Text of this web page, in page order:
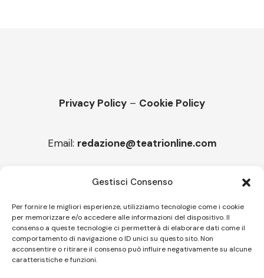
Gestisci Consenso
Per fornire le migliori esperienze, utilizziamo tecnologie come i cookie
per memorizzare e/o accedere alle informazioni del dispositivo. Il
consenso a queste tecnologie ci permetterà di elaborare dati come il
comportamento di navigazione o ID unici su questo sito. Non
acconsentire o ritirare il consenso può influire negativamente su alcune
caratteristiche e funzioni.
Privacy Policy – Cookie Policy
Email: redazione@teatrionline.com
“Armonie d’arte” attende Joey Calderazzo